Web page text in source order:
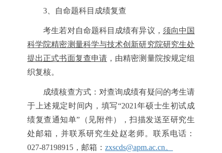
3、自命题科目成绩复查
考生若对自命题科目成绩有异议， 须向中国
科学院精密测量科学与技术创新研究院研究生处
提出正式书面复查申请 ，由精密测量院按规定组
织复核。
成绩核查方式：对查询成绩有疑问的考生请
于上述规定时间内，填写“2021年硕士生初试成
绩复查通知单”（见附件），扫描发送至研究生
处邮箱， 并联系研究生处赵老师。联系电话：
027-87198915，邮箱： zxscds@apm.ac.cn。